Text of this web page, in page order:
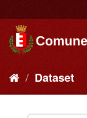
Dataset